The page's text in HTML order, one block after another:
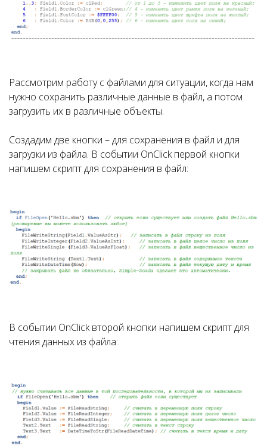
Рассмотрим работу с файлами для ситуации, когда нам
нужно сохранить различные данные в файл, а потом
загрузить их в различные объекты.
Создадим две кнопки – для сохранения в файл и для
загрузки из файла. В событии OnClick первой кнопки
напишем скрипт для сохранения в файл:
В событии OnClick второй кнопки напишем скрипт для
чтения данных из файла: